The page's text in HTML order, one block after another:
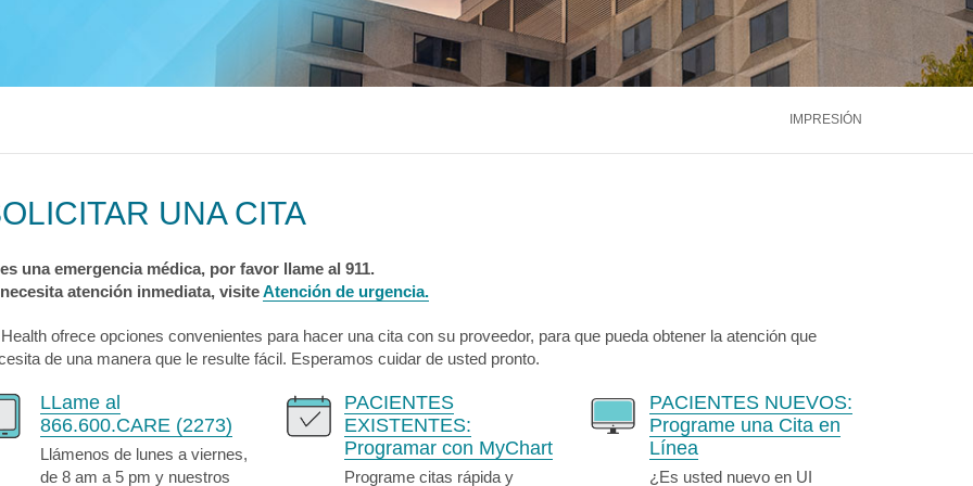
Urgente
Médula Ósea
Hígado
Riñón
Pagar Factura Contáctenos Llámenos866.600.2273
IMPRESIÓN
UNA CITA
una emergencia médica, por favor llame al 911.
atención inmediata, visiteAtención de urgencia.
ofrece opciones convenientes para hacer una cita con su proveedor, para que pueda obtener la atención que
de una manera que le resulte fácil. Esperamos cuidar de usted pronto.
LLame al
866.600.CARE (2273)
Llámenos de lunes a viernes,
de 8 am a 5 pm y nuestros
PACIENTES
EXISTENTES:
Programar con MyChart
Programe citas rápida y
PACIENTES NUEVOS:
Programe una Cita en
Línea
¿Es usted nuevo en UI